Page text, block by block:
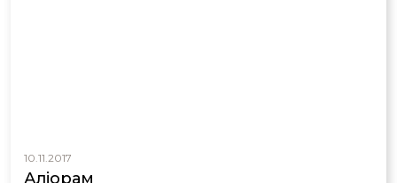
10.11.2017
Аліорам